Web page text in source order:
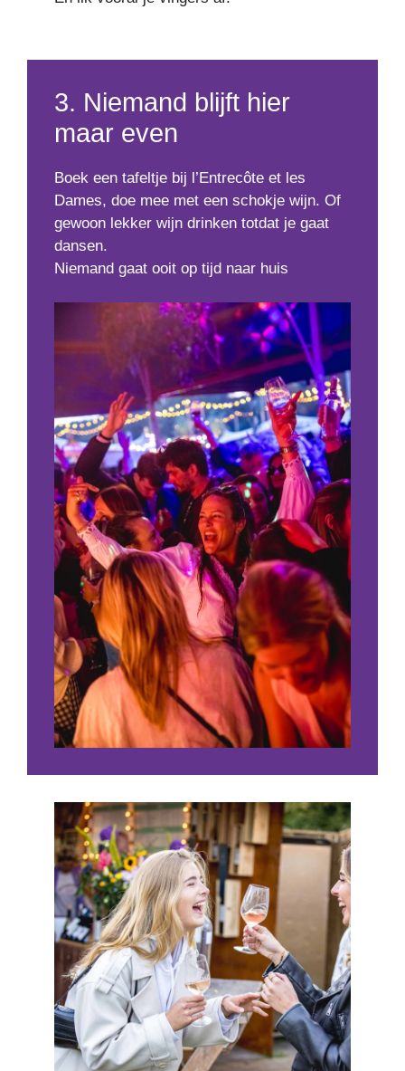
3. Niemand blijft hier
maar even
Boek een tafeltje bij l’Entrecôte et les
Dames, doe mee met een schokje wijn. Of
gewoon lekker wijn drinken totdat je gaat
dansen.
Niemand gaat ooit op tijd naar huis